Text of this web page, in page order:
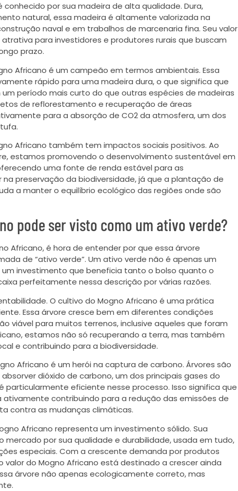
conhecido por sua madeira de alta qualidade. Dura,
natural, essa madeira é altamente valorizada na
naval e em trabalhos de marcenaria fina. Seu valor
para investidores e produtores rurais que buscam
prazo.
Africano é um campeão em termos ambientais. Essa
rápido para uma madeira dura, o que significa que
período mais curto do que outras espécies de madeiras
de reflorestamento e recuperação de áreas
para a absorção de CO2 da atmosfera, um dos
Africano também tem impactos sociais positivos. Ao
estamos promovendo o desenvolvimento sustentável em
uma fonte de renda estável para as
na preservação da biodiversidade, já que a plantação de
a manter o equilíbrio ecológico das regiões onde são
pode ser visto como um ativo verde?
Africano, é hora de entender por que essa árvore
de “ativo verde”. Um ativo verde não é apenas um
investimento que beneficia tanto o bolso quanto o
perfeitamente nessa descrição por várias razões.
O cultivo do Mogno Africano é uma prática
Essa árvore cresce bem em diferentes condições
viável para muitos terrenos, inclusive aqueles que foram
estamos não só recuperando a terra, mas também
e contribuindo para a biodiversidade.
Africano é um herói na captura de carbono. Árvores são
dióxido de carbono, um dos principais gases do
particularmente eficiente nesse processo. Isso significa que
ativamente contribuindo para a redução das emissões de
contra as mudanças climáticas.
Africano representa um investimento sólido. Sua
por sua qualidade e durabilidade, usada em tudo,
especiais. Com a crescente demanda por produtos
do Mogno Africano está destinado a crescer ainda
árvore não apenas ecologicamente correto, mas